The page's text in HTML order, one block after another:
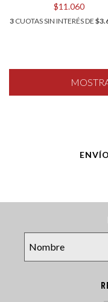
$11.060
3 CUOTAS SIN INTERÉS DE